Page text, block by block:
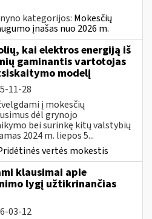
kategorijos: Mokesčių
įnašas nuo 2026 m.
kai elektros energiją iš
gaminantis vartotojas
modelį
11-28
į mokesčių
dėl grynojo
bei surinkę kitų valstybių
2024 m. liepos 5...
vertės mokestis
klausimai apie
lygį užtikrinančias
03-12